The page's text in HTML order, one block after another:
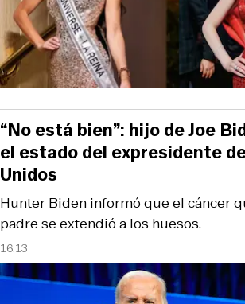
16:13
Hunter Biden informó que el cáncer
padre se extendió a los huesos.
“No está bien”: hijo de Joe
el estado del expresidente
Unidos